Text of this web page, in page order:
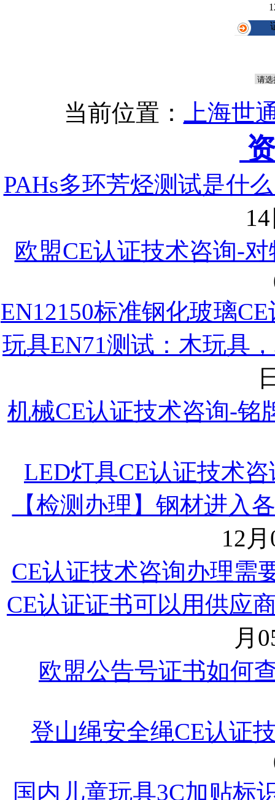
当前位置： 上海世
PAHs多环芳烃测试是什
欧盟CE认证技术咨询-
EN12150标准钢化玻璃
玩具EN71测试：木玩具
机械CE认证技术咨询-铭
LED灯具CE认证技术
【检测办理】钢材进入
12
CE认证技术咨询办理需
CE认证证书可以用供应
月
欧盟公告号证书如何
登山绳安全绳CE认证
国内儿童玩具3C加贴标